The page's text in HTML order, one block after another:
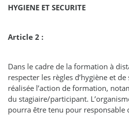
HYGIENE ET SECURITE
Article 2 :
Dans le cadre de la formation à
respecter les règles d’hygiène et
réalisée l’action de formation,
du stagiaire/participant.
pourra être tenu pour responsable